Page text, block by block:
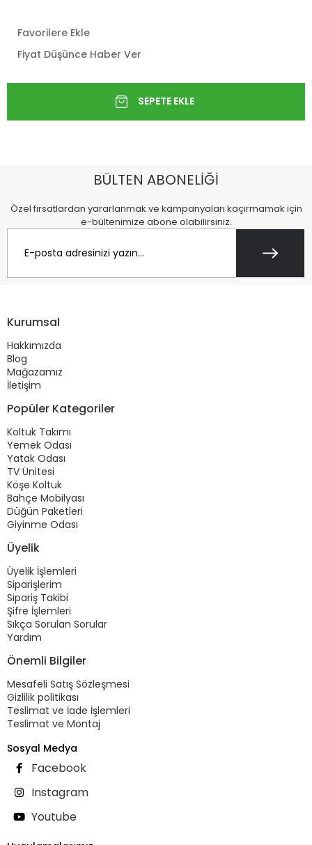
Favorilere Ekle
Fiyat Düşünce Haber Ver
BÜLTEN ABONELİĞİ
Özel fırsatlardan yararlanmak ve kampanyaları kaçırmamak için
e-bültenimize abone olabilirsiniz.
Kurumsal
Hakkımızda
Blog
Mağazamız
İletişim
Popüler Kategoriler
Koltuk Takımı
Yemek Odası
Yatak Odası
TV Ünitesi
Köşe Koltuk
Bahçe Mobilyası
Düğün Paketleri
Giyinme Odası
Üyelik
Üyelik İşlemleri
Siparişlerim
Sipariş Takibi
Şifre İşlemleri
Sıkça Sorulan Sorular
Yardım
Önemli Bilgiler
Mesafeli Satış Sözleşmesi
Gizlilik politikası
Teslimat ve İade İşlemleri
Teslimat ve Montaj
Sosyal Medya
Facebook
Instagram
Youtube